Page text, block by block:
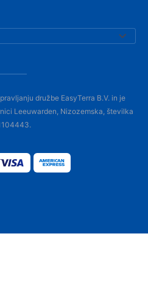
družbe EasyTerra B.V. in je
Leeuwarden, Nizozemska, številka